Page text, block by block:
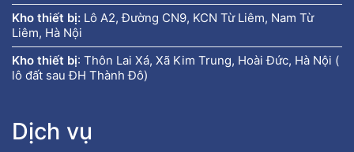
Kho thiết bị: Lô A2, Đường CN9, KCN Từ Liêm, Nam Từ
Liêm, Hà Nội
Kho thiết bị: Thôn Lai Xá, Xã Kim Trung, Hoài Đức, Hà Nội (
lô đất sau ĐH Thành Đô)
Dịch vụ